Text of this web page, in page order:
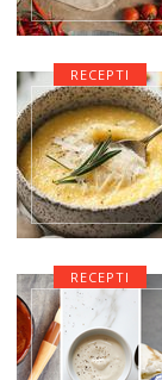
RECEPTI
RECEPTI